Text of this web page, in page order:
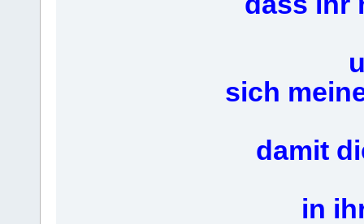
sich
damit
in